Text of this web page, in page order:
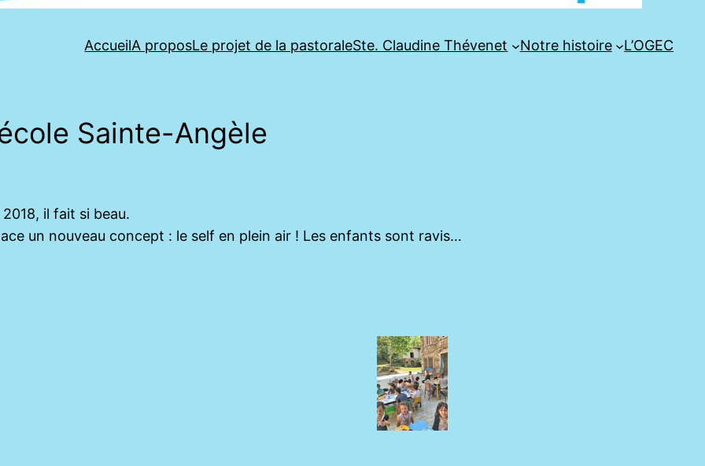
AccueilA proposLe projet de la pastoraleSte. Claudine Thévenet Notre histoire L’OGEC
Sainte-Angèle
il fait si beau.
un nouveau concept : le self en plein air ! Les enfants sont ravis…